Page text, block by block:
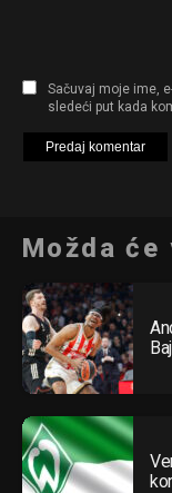
Sačuvaj moje ime,
sledeći put kada
Možda